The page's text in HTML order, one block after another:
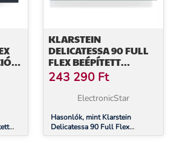
KLARSTEIN
DELICATESSA 90 FULL
FLEX BEÉPÍTETT
INDUKCIÓS FŐZŐLAP,
7500 W, FLEXI ZÓNA,
BOOSTER, INDUKCIÓ
243 290 Ft
ElectronicStar
Hasonlók, mint Klarstein
Delicatessa 90 Full Flex
beépített indukciós főzőlap,